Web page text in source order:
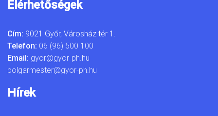
Elérhetőségek
Cím: 9021 Győr, Városház tér 1.
Telefon: 06 (96) 500 100
Email: gyor@gyor-ph.hu
polgarmester@gyor-ph.hu
Hírek